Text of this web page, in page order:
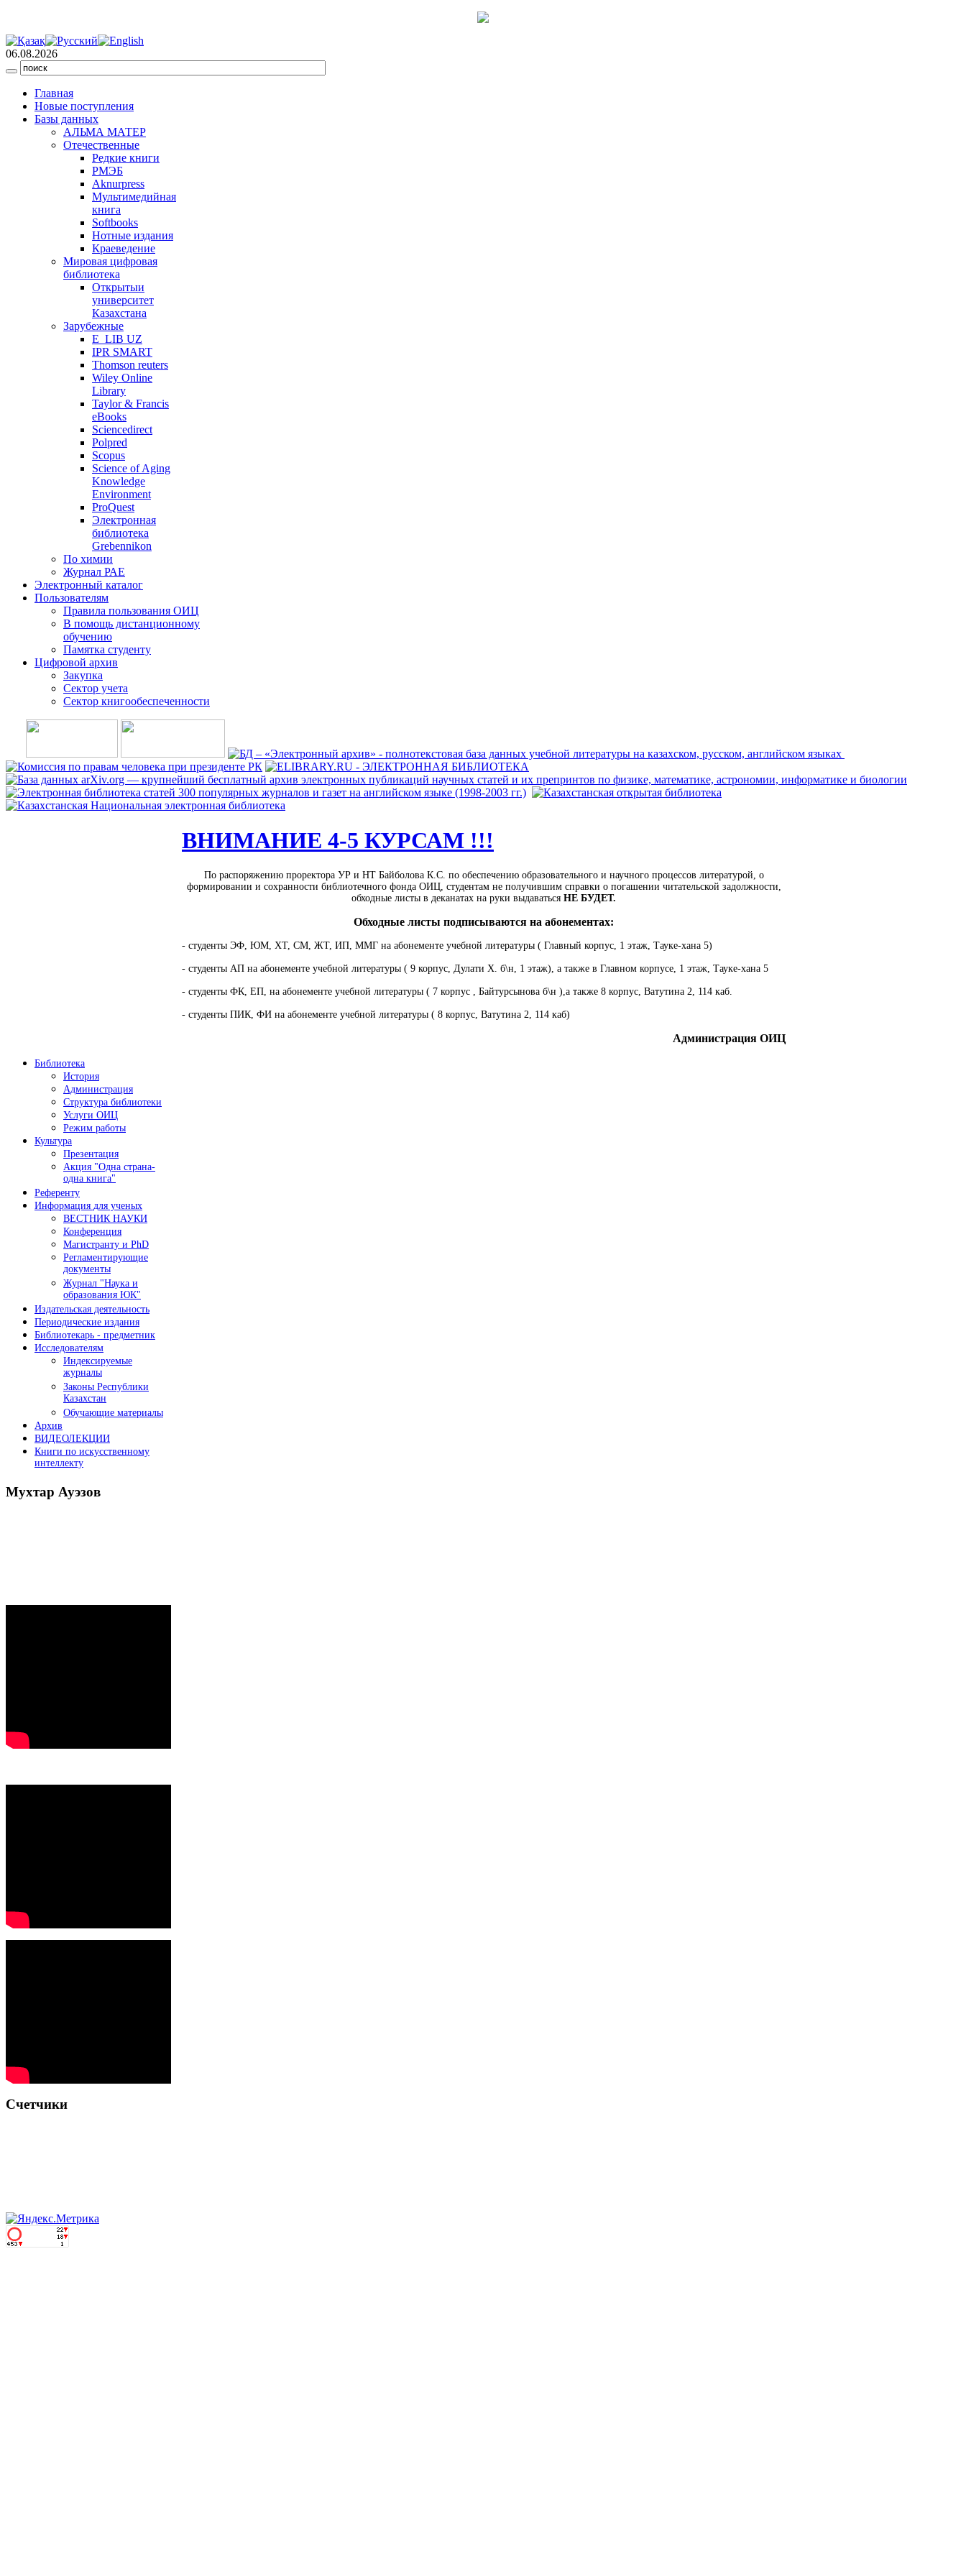
06.08.2026
Главная
Новые поступления
Базы данных
АЛЬМА МАТЕР
Отечественные
Редкие книги
РМЭБ
Аknurpress
Мультимедийная
книга
Softbooks
Нотные издания
Краеведение
Мировая цифровая
библиотека
Открытыи
университет
Казахстана
Зарубежные
E_LIB UZ
IPR SMART
Thomson reuters
Wiley Online
Library
Taylor & Francis
eBooks
Sciencedirect
Polpred
Scopus
Science of Aging
Knowledge
Environment
ProQuest
Электронная
библиотека
Grebennikon
По химии
Журнал РАЕ
Электронный каталог
Пользователям
Правила пользования ОИЦ
В помощь дистанционному
обучению
Памятка студенту
Цифровой архив
Закупка
Сектор учета
Сектор книгообеспеченности
ВНИМАНИЕ 4-5 КУРСАМ !!!
По распоряжению проректора УР и НТ Байболова К.С. по обеспечению образовательного и научного процессов литературой, о
формировании и сохранности библиотечного фонда ОИЦ, студентам не получившим справки о погашении читательской задолжности,
обходные листы в деканатах на руки выдаваться НЕ БУДЕТ.
Обходные листы подписываются на абонементах:
- студенты ЭФ, ЮМ, ХТ, СМ, ЖТ, ИП, ММГ на абонементе учебной литературы ( Главный корпус, 1 этаж, Тауке-хана 5)
- студенты АП на абонементе учебной литературы ( 9 корпус, Дулати Х. б\н, 1 этаж), а также в Главном корпусе, 1 этаж, Тауке-хана 5
- студенты ФК, ЕП, на абонементе учебной литературы ( 7 корпус , Байтурсынова б\н ),а также 8 корпус, Ватутина 2, 114 каб.
- студенты ПИК, ФИ на абонементе учебной литературы ( 8 корпус, Ватутина 2, 114 каб)
Администрация ОИЦ
Библиотека
История
Администрация
Структура библиотеки
Услуги ОИЦ
Режим работы
Культура
Презентация
Акция "Одна страна-
одна книга"
Референту
Информация для ученых
ВЕСТНИК НАУКИ
Конференция
Магистранту и PhD
Регламентирующие
документы
Журнал "Наука и
образования ЮК"
Издательская деятельность
Периодические издания
Библиотекарь - предметник
Исследователям
Индексируемые
журналы
Законы Республики
Казахстан
Обучающие материалы
Архив
ВИДЕОЛЕКЦИИ
Книги по искусственному
интеллекту
Мухтар Ауэзов
Счетчики